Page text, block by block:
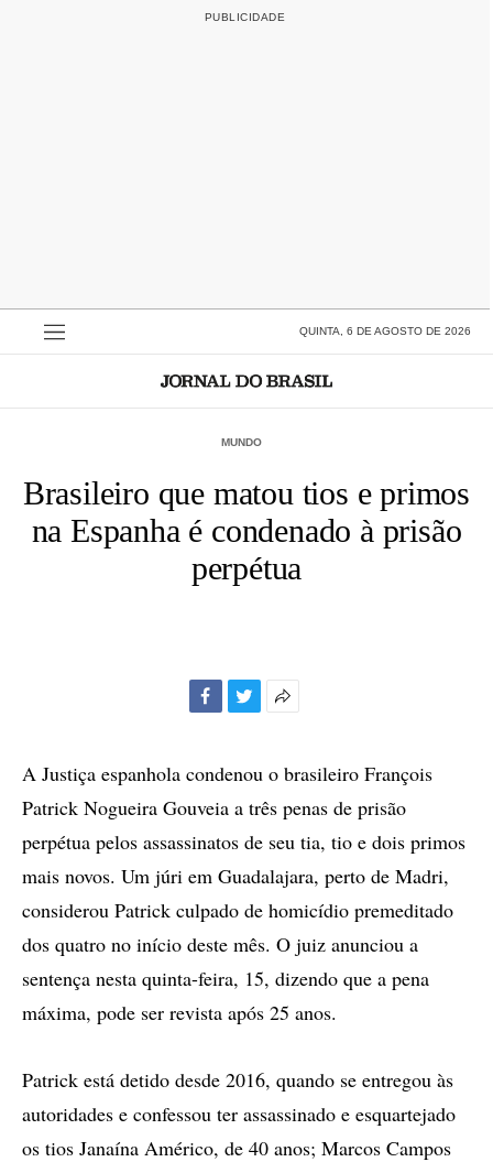
QUINTA, 6 DE AGOSTO DE 2026
MUNDO
Brasileiro que matou tios e primos
na Espanha é condenado à prisão
perpétua
compartilhamento
A Justiça espanhola condenou o brasileiro François
Patrick Nogueira Gouveia a três penas de prisão
perpétua pelos assassinatos de seu tia, tio e dois primos
mais novos. Um júri em Guadalajara, perto de Madri,
considerou Patrick culpado de homicídio premeditado
dos quatro no início deste mês. O juiz anunciou a
sentença nesta quinta-feira, 15, dizendo que a pena
máxima, pode ser revista após 25 anos.
Patrick está detido desde 2016, quando se entregou às
autoridades e confessou ter assassinado e esquartejado
os tios Janaína Américo, de 40 anos; Marcos Campos